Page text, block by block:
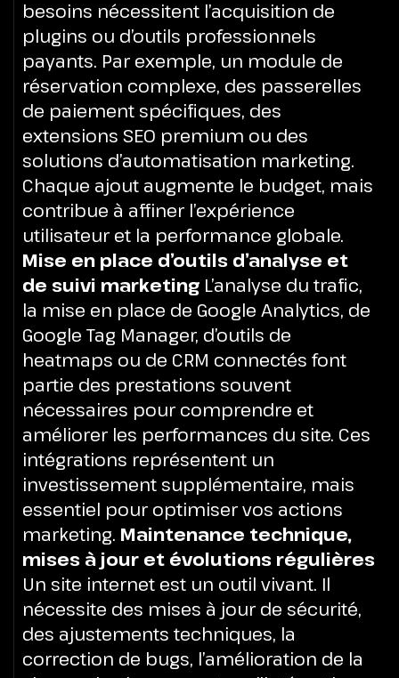
besoins nécessitent l’acquisition de
plugins ou d’outils professionnels
payants. Par exemple, un module de
réservation complexe, des passerelles
de paiement spécifiques, des
extensions SEO premium ou des
solutions d’automatisation marketing.
Chaque ajout augmente le budget, mais
contribue à affiner l’expérience
utilisateur et la performance globale.
Mise en place d’outils d’analyse et
de suivi marketing L’analyse du trafic,
la mise en place de Google Analytics, de
Google Tag Manager, d’outils de
heatmaps ou de CRM connectés font
partie des prestations souvent
nécessaires pour comprendre et
améliorer les performances du site. Ces
intégrations représentent un
investissement supplémentaire, mais
essentiel pour optimiser vos actions
marketing. Maintenance technique,
mises à jour et évolutions régulières
Un site internet est un outil vivant. Il
nécessite des mises à jour de sécurité,
des ajustements techniques, la
correction de bugs, l’amélioration de la